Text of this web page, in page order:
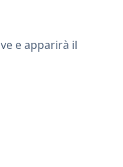
e apparirà il